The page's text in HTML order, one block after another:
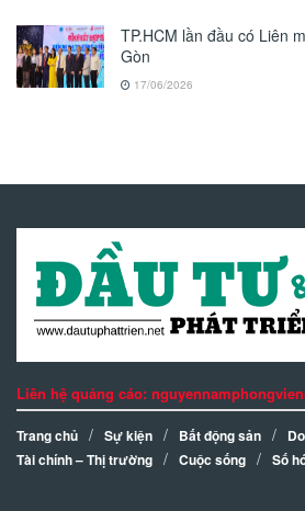
TP.HCM lần đầu có Liên
Gòn
17/06/2026
Liên hệ quảng cáo:
Trang chủ Sự kiện Bất động sản
Tài chính – Thị trường
Cuộc sống Số